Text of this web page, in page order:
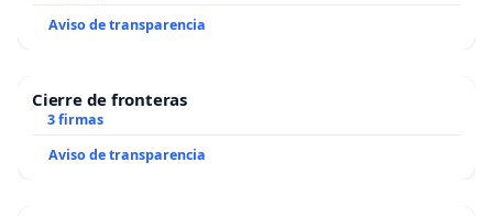
Aviso de transparencia
Cierre de fronteras
3 firmas
Aviso de transparencia